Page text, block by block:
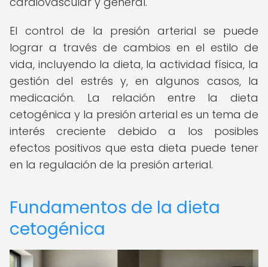
El control de la presión arterial se puede
lograr a través de cambios en el estilo de
vida, incluyendo la dieta, la actividad física, la
gestión del estrés y, en algunos casos, la
medicación. La relación entre la dieta
cetogénica y la presión arterial es un tema de
interés creciente debido a los posibles
efectos positivos que esta dieta puede tener
en la regulación de la presión arterial.
Fundamentos de la dieta
cetogénica